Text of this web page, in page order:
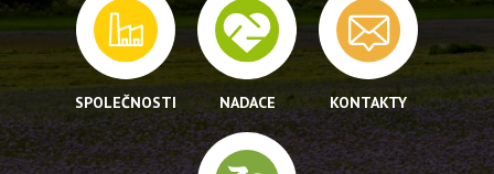
SPOLEČNOSTI NADACE KONTAKTY